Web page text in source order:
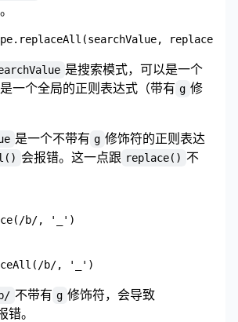
是搜索模式，可以是一个
一个全局的正则表达式（带有 g 修
是一个不带有 g 修饰符的正则表达
会报错。这一点跟 replace() 不
b/, '_')
不带有 g 修饰符，会导致
错。